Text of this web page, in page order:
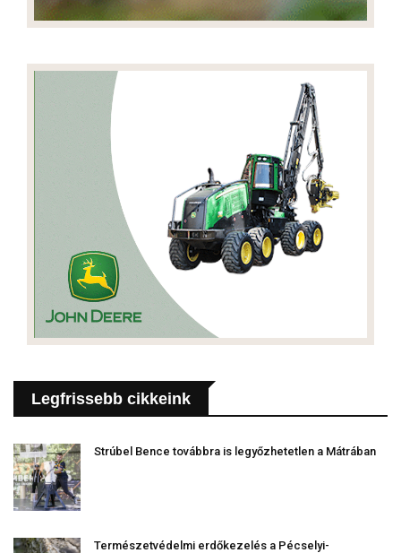
Legfrissebb cikkeink
Strúbel Bence továbbra is legyőzhetetlen a Mátrában
Természetvédelmi erdőkezelés a Pécselyi-